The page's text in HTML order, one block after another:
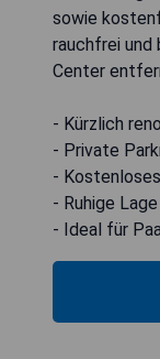
sowie
rauchfrei und
Center
- Kürzlich
- Private
-
- Ruhige Lage
- Ideal für